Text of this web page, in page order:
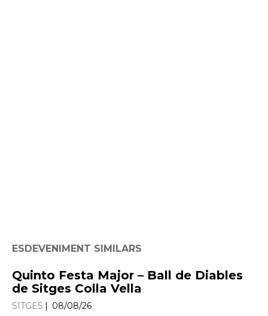
ESDEVENIMENT SIMILARS
Quinto Festa Major – Ball de Diables
de Sitges Colla Vella
SITGES 08/08/26